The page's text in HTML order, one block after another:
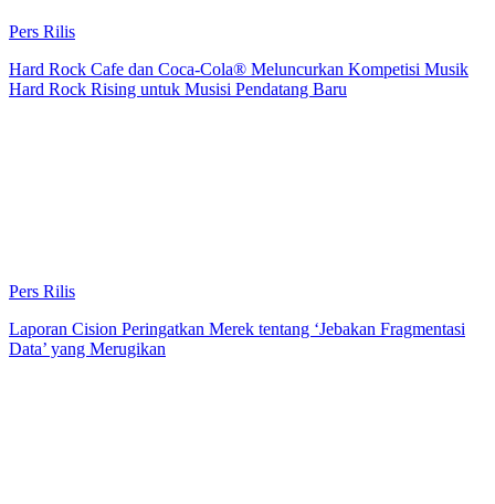
Pers Rilis
Hard Rock Cafe dan Coca-Cola® Meluncurkan Kompetisi Musik
Hard Rock Rising untuk Musisi Pendatang Baru
Pers Rilis
Laporan Cision Peringatkan Merek tentang ‘Jebakan Fragmentasi
Data’ yang Merugikan